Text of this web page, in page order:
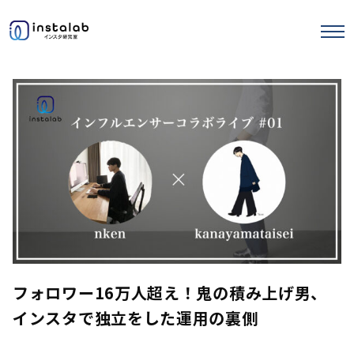
フォロワー16万人超え！鬼の積み上げ男、
インスタで独立をした運用の裏側